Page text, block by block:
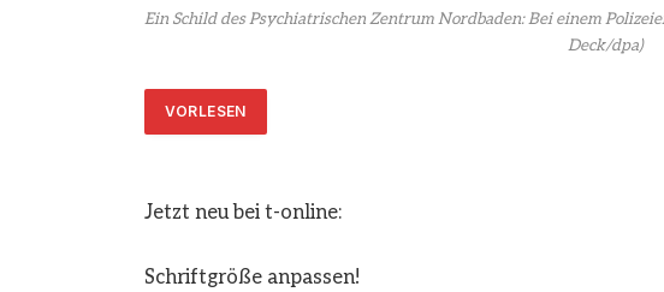
Ein Schild des Psychiatrischen Zentrum Nordbaden: Bei einem
Deck/dpa)
VORLESEN
Jetzt neu bei t-online:
Schriftgröße anpassen!